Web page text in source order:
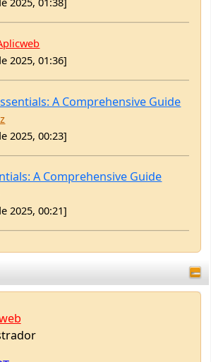
2025, 01:36]
A Comprehensive Guide
2025, 00:23]
A Comprehensive Guide
2025, 00:21]
Global